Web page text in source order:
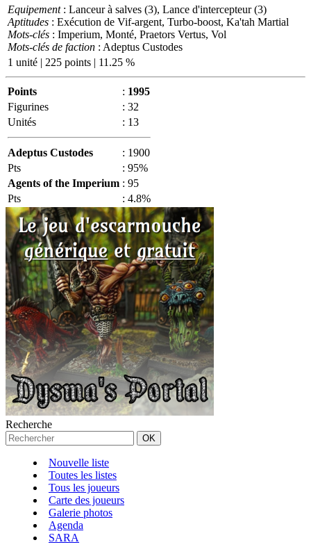
Equipement: Lanceur à salves (3), Lance d'intercepteur (3)
Aptitudes : Exécution de Vif-argent, Turbo-boost, Ka'tah Martial
Mots-clés : Imperium, Monté, Praetors Vertus, Vol
Mots-clés de faction : Adeptus Custodes
1 unité | 225 points | 11.25 %
Points : 1995
Figurines
: 32
Unités
: 13
Adeptus Custodes : 1900
Pts
: 95%
Agents of the Imperium : 95
Pts
: 4.8%
Recherche
Nouvelle liste
Toutes les listes
Tous les joueurs
Carte des joueurs
Galerie photos
Agenda
SARA